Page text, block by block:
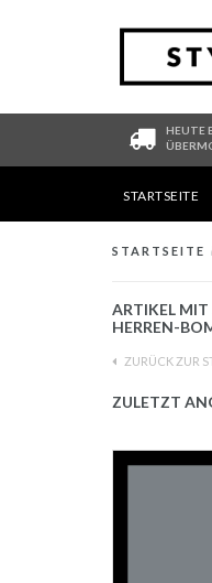
HEUTE
STARTSEITE
STARTSEITE /
ARTIKEL
HERREN-
ZURÜCK ZUR
ZULETZT